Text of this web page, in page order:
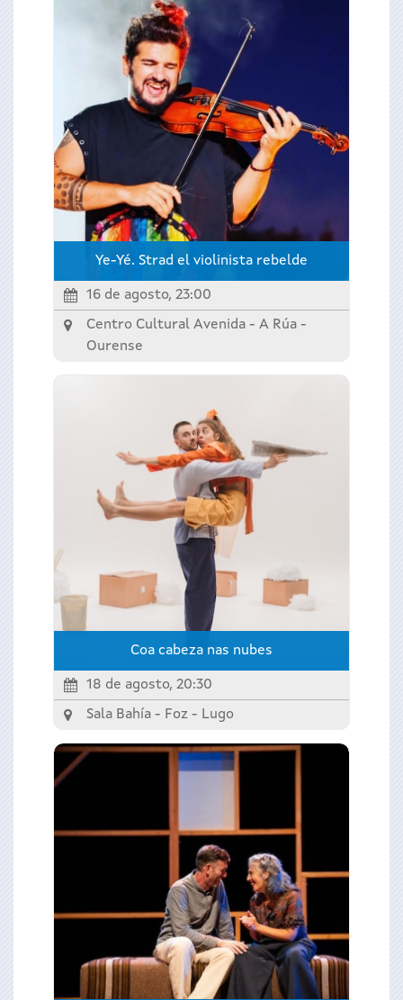
Ye-Yé. Strad el violinista rebelde
16 de agosto, 23:00
Centro Cultural Avenida - A Rúa -
Ourense
Coa cabeza nas nubes
18 de agosto, 20:30
Sala Bahía - Foz - Lugo